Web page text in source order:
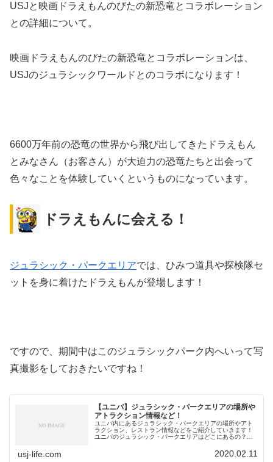
USJと映画ドラえもんのびたの新恐竜とコラボレーション
との詳細について。
映画ドラえもんのびたの新恐竜とコラボレーションは、
USJのジュラシックワールドとのコラボになります！
6600万年前の恐竜の世界から飛び出してきたドラえもん
とみなさん（お客さん）が大迫力の恐竜たちと出会って
色々なことを体験していくというものになっています。
ドラえもんに会える！
ジュラシック・パークエリアでは、ひみつ道具や探検隊セ
ットを身に着けたドラえもんが登場します！
ですので、期間中はこのジュラシックパーク内へいって写
真撮影をしておきたいですね！
【ユニバ】ジュラシック・パークエリアの場所や
アトラクション情報など！
ユニバ内にあるジュラシック・パークエリアの場所やアト
ラクション、レストラン情報などをご紹介していきます！
ユニバのジュラシック・パークエリアはどこにあるの？ジ
usj-life.com 2020.02.11